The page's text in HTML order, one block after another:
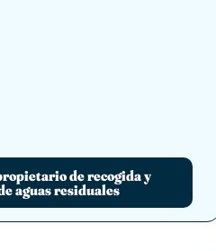
de recogida y
aguas residuales